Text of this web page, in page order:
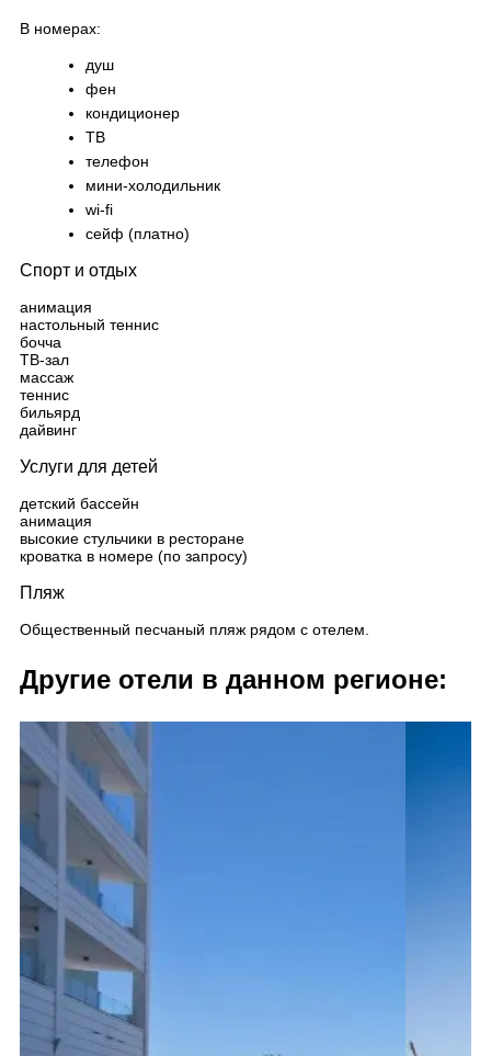
В номерах:
душ
фен
кондиционер
ТВ
телефон
мини-холодильник
wi-fi
сейф (платно)
Спорт и отдых
анимация
настольный теннис
бочча
ТВ-зал
массаж
теннис
бильярд
дайвинг
Услуги для детей
детский бассейн
анимация
высокие стульчики в ресторане
кроватка в номере (по запросу)
Пляж
Общественный песчаный пляж рядом с отелем.
Другие отели в данном регионе: